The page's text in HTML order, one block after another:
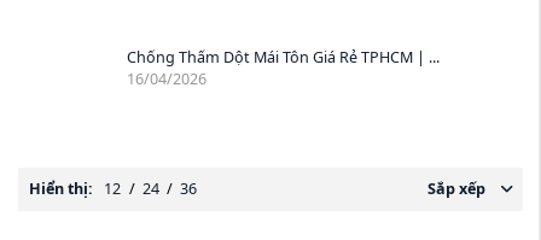
Chống Thấm Dột Mái Tôn Giá Rẻ TPHCM | ...
16/04/2026
Hiển thị: 12 / 24 / 36 Sắp xếp